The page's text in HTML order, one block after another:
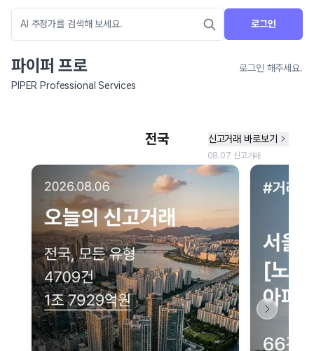
로그인
파이퍼 프로
로그인 해주세요.
PIPER Professional Services
네이버 지도 연결 안내
현재 네이버 지도 연결이 원활하지 않아 지도를 불러올 수 없습니다.
이용에 불편을 드려 죄송합니다.
다시 시도